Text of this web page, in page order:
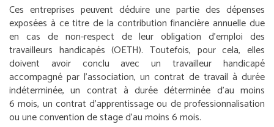
Ces entreprises peuvent déduire une partie des dépenses
exposées à ce titre de la contribution financière annuelle due
en cas de non-respect de leur obligation d’emploi des
travailleurs handicapés (OETH). Toutefois, pour cela, elles
doivent avoir conclu avec un travailleur handicapé
accompagné par l’association, un contrat de travail à durée
indéterminée, un contrat à durée déterminée d’au moins
6 mois, un contrat d’apprentissage ou de professionnalisation
ou une convention de stage d’au moins 6 mois.